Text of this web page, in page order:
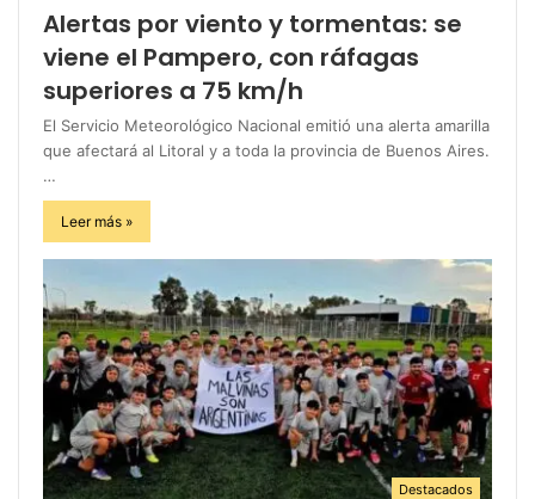
Alertas por viento y tormentas: se
viene el Pampero, con ráfagas
superiores a 75 km/h
El Servicio Meteorológico Nacional emitió una alerta amarilla
que afectará al Litoral y a toda la provincia de Buenos Aires.
…
Leer más »
Destacados